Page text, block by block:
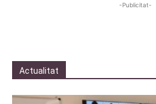
-Publicitat-
Actualitat